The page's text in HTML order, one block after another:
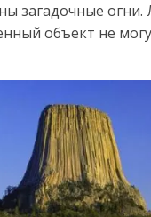
загадочные
объект не